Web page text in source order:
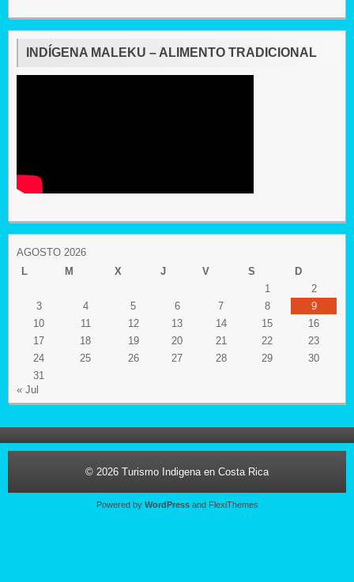
INDÍGENA MALEKU – ALIMENTO TRADICIONAL
AGOSTO 2026
L
M X J V S
D
1
2
3
4 5 6 7 8
9
10
11 12 13 14 15
16
17
18 19 20 21 22
23
24
25 26 27 28 29
30
31
« Jul
© 2026 Turismo Indigena en Costa Rica
Powered by WordPressand FlexiThemes